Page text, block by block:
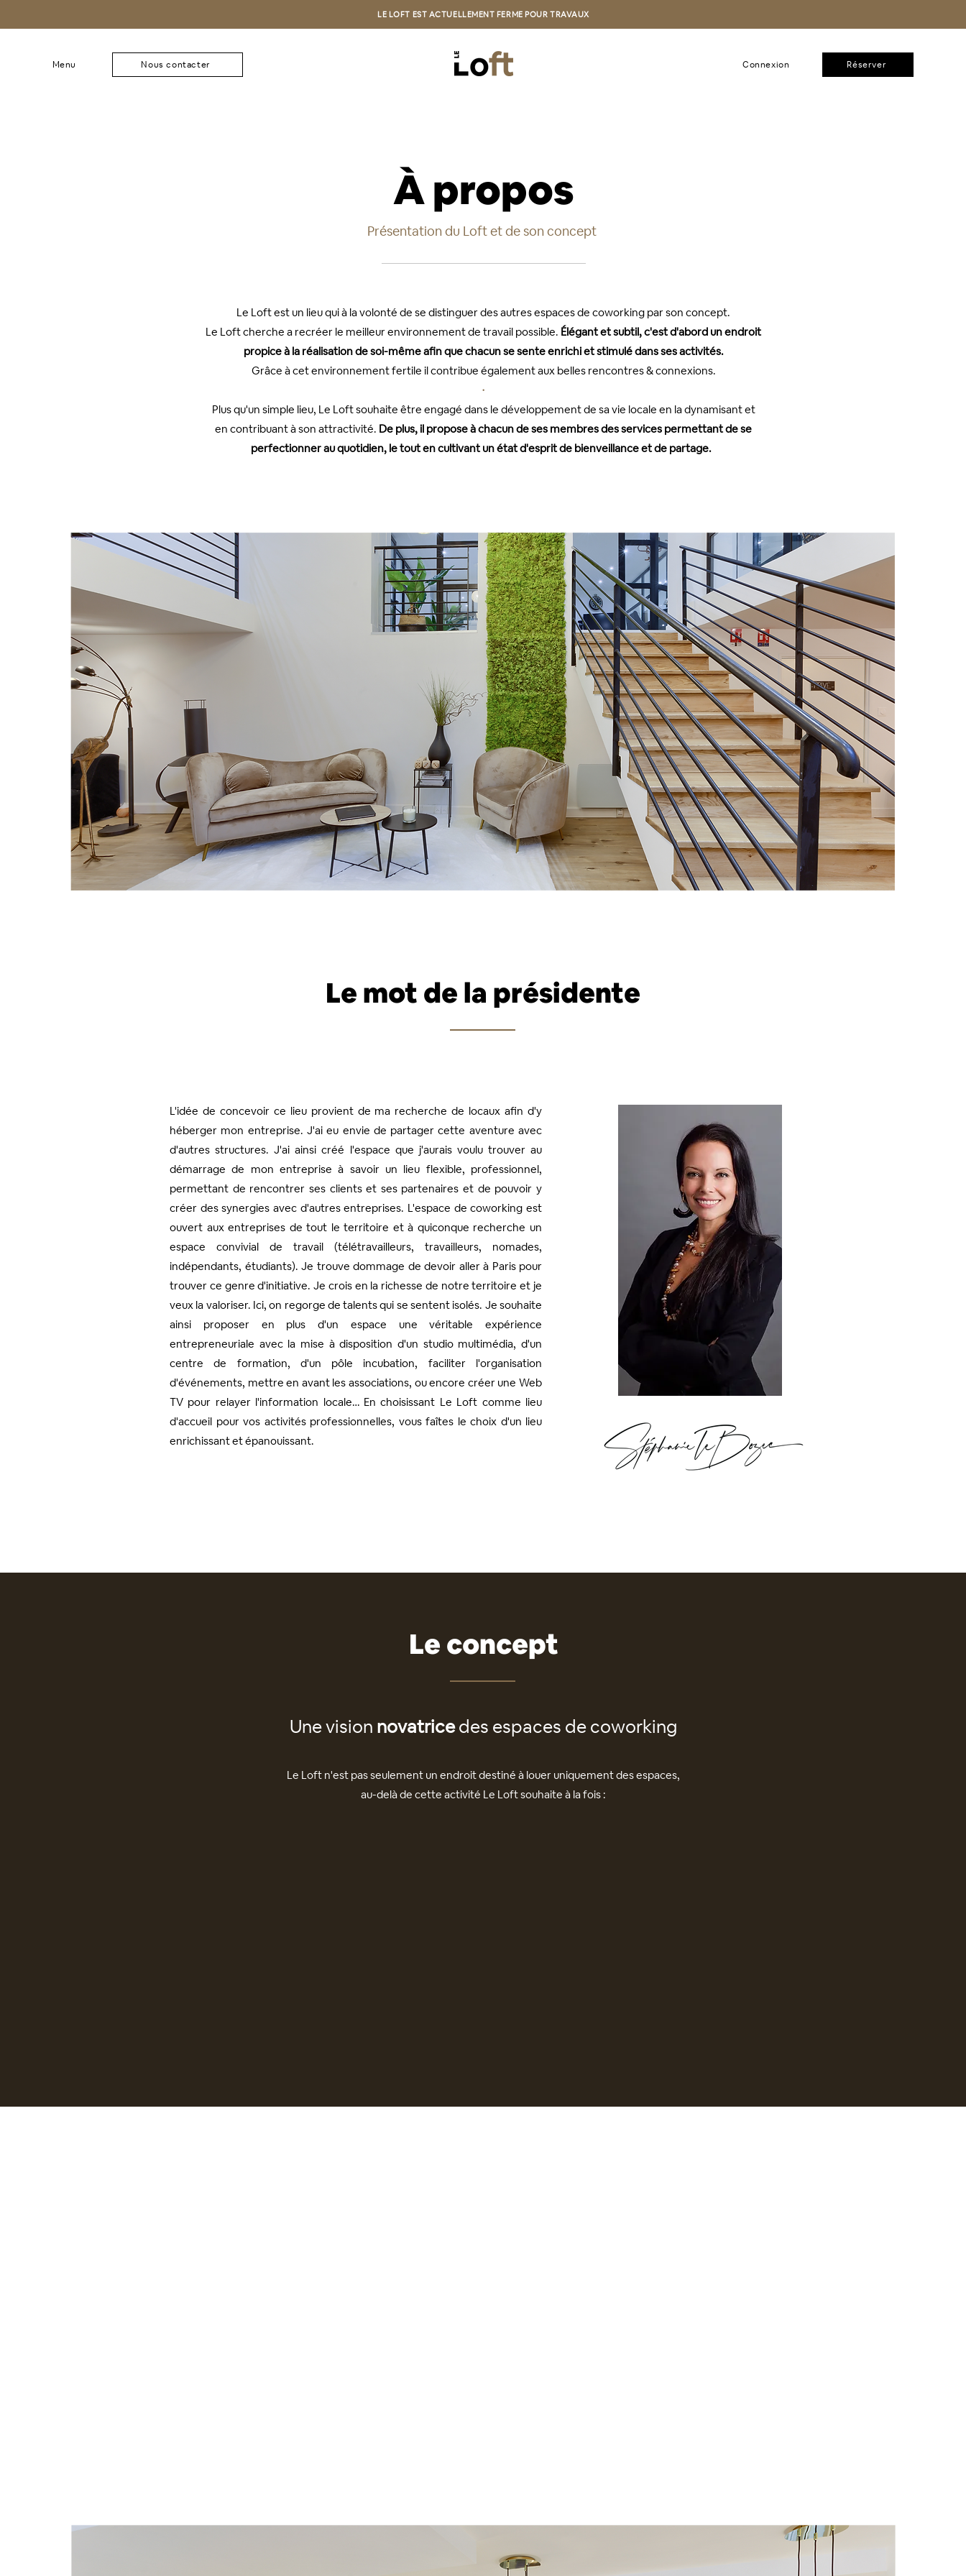
LE LOFT EST ACTUELLEMENT FERME POUR TRAVAUX
Menu Nous contacter Connexion Réserver
À propos
Présentation du Loft et de son concept
Le Loft est un lieu qui à la volonté de se distinguer des autres espaces de coworking par son concept.
Le Loft cherche a recréer le meilleur environnement de travail possible. Élégant et subtil, c'est d'abord un endroit
propice à la réalisation de soi-même afin que chacun se sente enrichi et stimulé dans ses activités.
Grâce à cet environnement fertile il contribue également aux belles rencontres & connexions.
・
Plus qu'un simple lieu, Le Loft souhaite être engagé dans le développement de sa vie locale en la dynamisant et
en contribuant à son attractivité. De plus, il propose à chacun de ses membres des services permettant de se
perfectionner au quotidien, le tout en cultivant un état d'esprit de bienveillance et de partage.
Le mot de la présidente
L'idée de concevoir ce lieu provient de ma recherche de locaux afin d'y
héberger mon entreprise. J'ai eu envie de partager cette aventure avec
d'autres structures. J'ai ainsi créé l'espace que j'aurais voulu trouver au
démarrage de mon entreprise à savoir un lieu flexible, professionnel,
permettant de rencontrer ses clients et ses partenaires et de pouvoir y
créer des synergies avec d'autres entreprises. L'espace de coworking est
ouvert aux entreprises de tout le territoire et à quiconque recherche un
espace convivial de travail (télétravailleurs, travailleurs, nomades,
indépendants, étudiants). Je trouve dommage de devoir aller à Paris pour
trouver ce genre d'initiative. Je crois en la richesse de notre territoire et je
veux la valoriser. Ici, on regorge de talents qui se sentent isolés. Je souhaite
ainsi proposer en plus d'un espace une véritable expérience
entrepreneuriale avec la mise à disposition d'un studio multimédia, d'un
centre de formation, d'un pôle incubation, faciliter l'organisation
d'événements, mettre en avant les associations, ou encore créer une Web
TV pour relayer l'information locale… En choisissant Le Loft comme lieu
d'accueil pour vos activités professionnelles, vous faîtes le choix d'un lieu
enrichissant et épanouissant.
Le concept
Une vision novatricedes espaces de coworking
Le Loft n'est pas seulement un endroit destiné à louer uniquement des espaces,
au-delà de cette activité Le Loft souhaite à la fois :